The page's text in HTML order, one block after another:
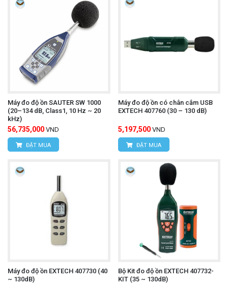
Máy đo độ ồn SAUTER SW 1000
(20–134 dB, Class1, 10 Hz ~ 20
kHz)
56,735,000 VND
ĐẶT MUA
Máy đo độ ồn có chân cắm USB
EXTECH 407760 (30 – 130 dB)
5,197,500 VND
ĐẶT MUA
Máy đo độ ồn EXTECH 407730 (40
~ 130dB)
Bộ Kit đo độ ồn EXTECH 407732-
KIT (35 ~ 130dB)